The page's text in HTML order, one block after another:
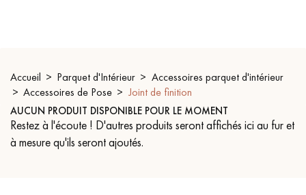
ACCESSOIRES PARQUET
D'INTÉRIEUR
Nos conseillers sont disponibles au
Accueil Parquet d'Intérieur
Accessoires parquet d'intérieur
Accessoires de Pose
Joint de finition
AUCUN PRODUIT DISPONIBLE POUR LE MOMENT
Restez à l'écoute ! D'autres produits seront affichés ici au fur et
à mesure qu'ils seront ajoutés.